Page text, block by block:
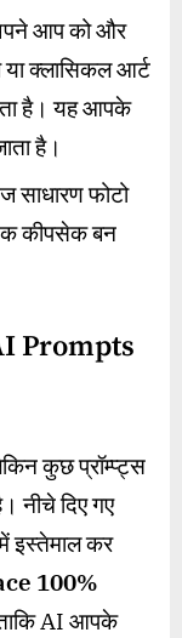
आप को और
या क्लासिकल आर्ट
है। यह आपके
है।
फोटो
कीपसेक बन
Prompts
कुछ प्रॉम्प्ट्स
नीचे दिए गए
इस्तेमाल कर
100%
AI आपके